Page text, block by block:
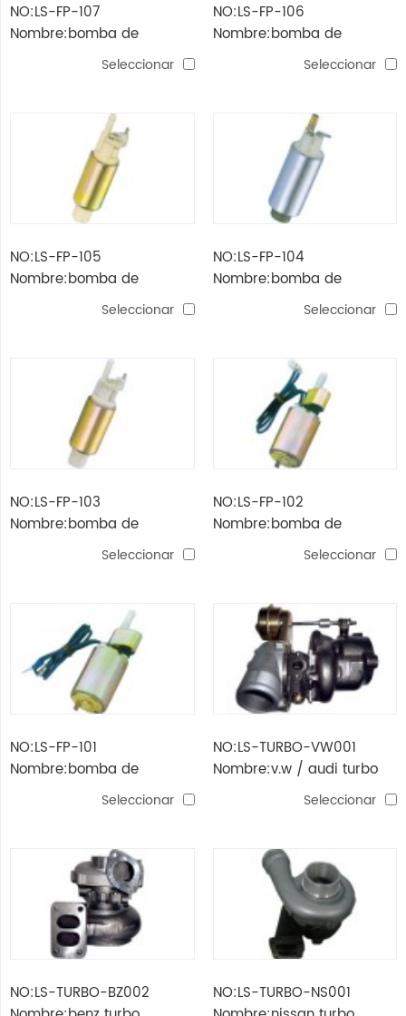
NO:LS-FP-107
Nombre:bomba de
combustible para asiento
Seleccionar
NO:LS-FP-106
Nombre:bomba de
combustible para gm /
Seleccionar
NO:LS-FP-105
Nombre:bomba de
combustible para fiat /
Seleccionar
NO:LS-FP-104
Nombre:bomba de
combustible para gm /
Seleccionar
NO:LS-FP-103
Nombre:bomba de
combustible para citroen /
Seleccionar
NO:LS-FP-102
Nombre:bomba de
combustible paraSeleccionar
NO:LS-FP-101
Nombre:bomba de
combustible paraSeleccionar
NO:LS-TURBO-VW001
Nombre:v.w / audi turbo
Seleccionar
NO:LS-TURBO-BZ002
NO:LS-TURBO-NS001